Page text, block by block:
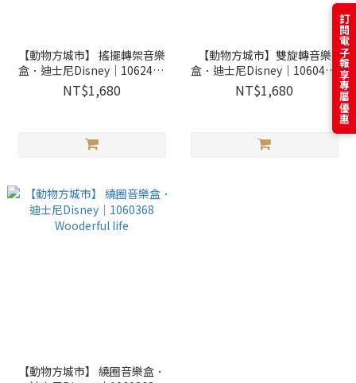
【動物方城市】 搖擺轉架音樂
盒．迪士尼Disney｜1062451
Wooderful life
NT$1,680
【動物方城市】雙旋轉音樂
盒．迪士尼Disney｜1060459
Wooderful life
NT$1,680
【動物方城市】 繞圈音樂盒．
訂閱電子報享專屬優惠